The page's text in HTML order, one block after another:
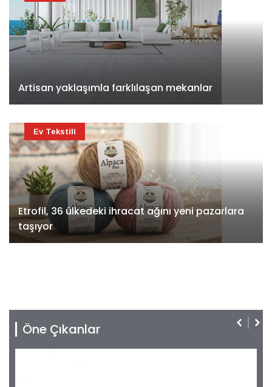
Artisan yaklaşımla farklılaşan mekanlar
Etrofil, 36 ülkedeki ihracat ağını yeni pazarlara
taşıyor
Ev Tekstili
Öne Çıkanlar